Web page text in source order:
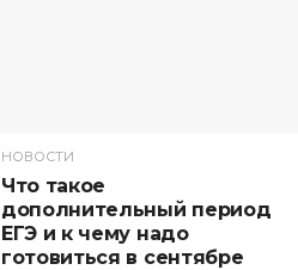
НОВОСТИ
Что такое
дополнительный период
ЕГЭ и к чему надо
готовиться в сентябре